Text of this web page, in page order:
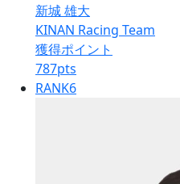
新城 雄大
KINAN Racing Team
獲得ポイント
787pts
RANK6